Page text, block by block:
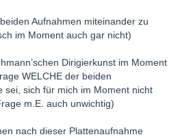
Aufnahmen miteinander zu
im Moment auch gar nicht)
Dirigierkunst im Moment
WELCHE der beiden
sei, sich für mich im Moment nicht
m.E. auch unwichtig)
nach dieser Plattenaufnahme